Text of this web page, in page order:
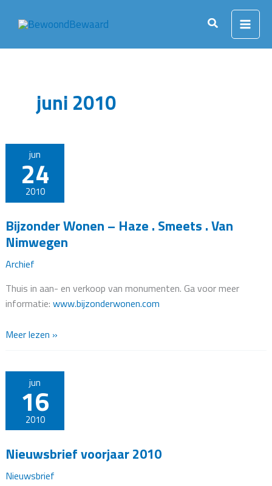
inhoud
Zoeken
juni 2010
jun
24
2010
Bijzonder Wonen – Haze . Smeets . Van
Nimwegen
Archief
Thuis in aan- en verkoop van monumenten. Ga voor meer
informatie:www.bijzonderwonen.com
Bijzonder
Smeets
Nimwegen
Meer lezen »
jun
16
2010
Nieuwsbrief voorjaar 2010
Nieuwsbrief